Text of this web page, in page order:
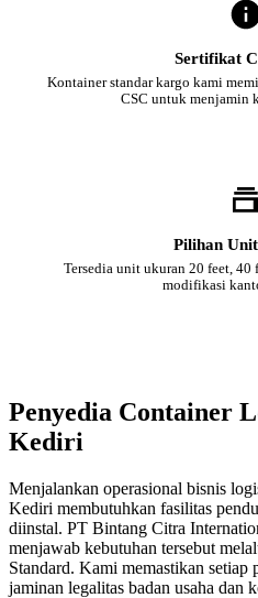
Sertifikat
Kontainer standar kargo kami
CSC untuk menjamin
Pilihan
Tersedia unit ukuran 20 feet,
modifikasi
Penyedia Container
Kediri
Menjalankan operasional bisnis
Kediri membutuhkan fasilitas
diinstal. PT Bintang Citra
menjawab kebutuhan tersebut
Standard. Kami memastikan setiap
jaminan legalitas badan usaha dan